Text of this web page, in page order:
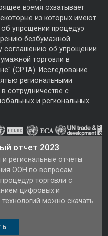
время охватывает
из которых имеют
упрощении процедур
безбумажной
соглашению об упрощении
торговли в
(CPTA). Исследование
региональными
с
и региональных
отчет 2023
и региональные отчеты
ООН по вопросам
торговли с
цифровых и
технологий можно скачать